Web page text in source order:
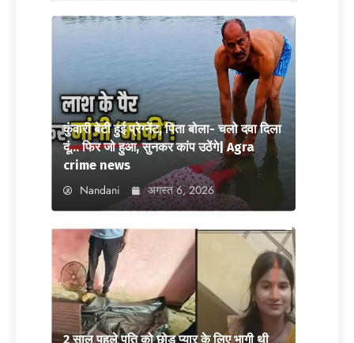
कुंवारी बेटी हुई प्रेग्नेंट, पिता बोला- चलो दवा दिला
दूं… फिर जो हुआ, सुनकर कांप उठेंगे| Agra
crime news
Nandani अगस्त 6, 2026
2 साल पहले पति को छोड़ प्यार के लिए भागी थी